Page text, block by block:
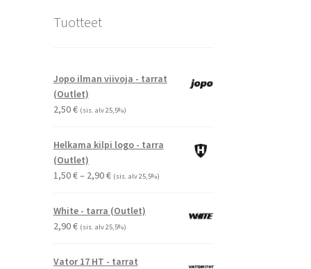
Tuotteet
Jopo ilman viivoja - tarrat
(Outlet)
2,50€ (sis. alv 25,5%)
Helkama kilpi logo - tarra
(Outlet)
1,50€– 2,90€Hintaluokka:
-
(sis. alv 25,5%)
White - tarra (Outlet)
2,90€ (sis. alv 25,5%)
Vator 17 HT - tarrat